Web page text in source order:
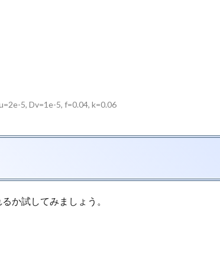
5, Dv=1e-5, f=0.04, k=0.06
か試してみましょう。